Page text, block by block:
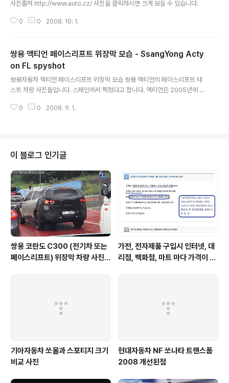
사진출처 http://www.auto.cz/ 사진을 클릭하시면 크게 보실 수 있습니다.
0 0 2008. 10. 1.
쌍용 액티언 페이스리프트 위장막 모습 - SsangYong Acty
on FL spyshot
쌍용자동차 액티언 페이스리프트 위장막 모습 쌍용 액티언의 페이스리프트 테
스트 차량 사진들입니다. 스페인에서 찍혔다고 합니다. 액티언은 2005년에 출
마이너체인지는 주기가 3년 정도인데 지금쯤 변경될 시기가 대충 맞다고 보셔
측으로는 저것도 위장이 아닌가 합니다. 사진을 클릭하시면 크게 보실 수 있습
니다. 사진출처 http://globalmotors.net/facelifted-ssangyong-actyo
n-spot..
0 0 2008. 9. 1.
이 블로그 인기글
쌍용 코란도 C300 (전기차 또는
페이스리프트) 위장막 차량 사진 -
가전, 전자제품 구입시 인터넷, 대
리점, 백화점, 마트 마다 가격이 다
기아자동차 쏘울과 스포티지 크기
비교 사진
현대자동차 NF 쏘나타 트랜스폼
2008 개선된점